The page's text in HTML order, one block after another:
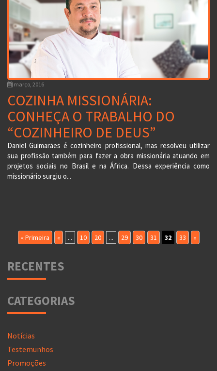
março, 2016
COZINHA MISSIONÁRIA:
CONHEÇA O TRABALHO DO
“COZINHEIRO DE DEUS”
Daniel Guimarães é cozinheiro profissional, mas resolveu utilizar
sua profissão também para fazer a obra missionária atuando em
projetos sociais no Brasil e na África. Dessa experiência como
missionário surgiu o...
« Primeira « ... 10 20 ... 29 30 31 32 33 »
RECENTES
CATEGORIAS
Notícias
Testemunhos
Promoções